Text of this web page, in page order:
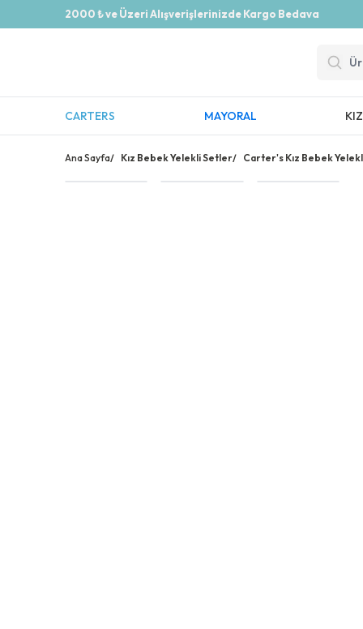
2000 ₺ ve Üzeri Alışverişlerinizde Kargo Bedava
CARTERS MAYORAL
Ana Sayfa/ Kız Bebek Yelekli Setler/ Carter's Kız Bebek